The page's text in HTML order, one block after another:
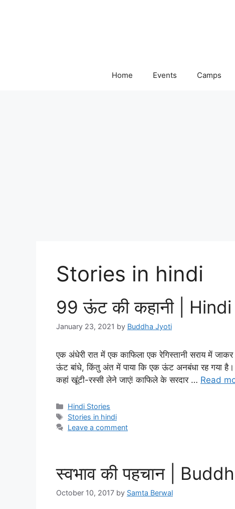
Home Events Camps
Stories in hindi
99 ऊंट की कहानी |
January 23, 2021 by Buddha Jyoti
एक अंधेरी रात में एक काफिला एक रेगिस्तानी सराय में
ऊंट बांधे, किंतु अंत में पाया कि एक ऊंट अनबंधा रह गया
कहां खूंटी-रस्सी लेने जाएं! काफिले के सरदार … Read
Categories
Hindi Stories
Tags
Stories in hindi
Leave a comment
स्वभाव की पहचान |
October 10, 2017 by Samta Berwal